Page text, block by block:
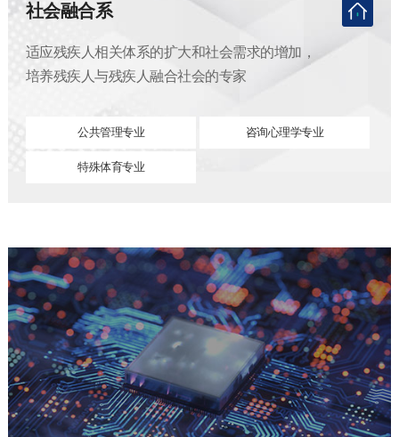
社会融合系
适应残疾人相关体系的扩大和社会需求的增加，
培养残疾人与残疾人融合社会的专家
公共管理专业 咨询心理学专业
特殊体育专业